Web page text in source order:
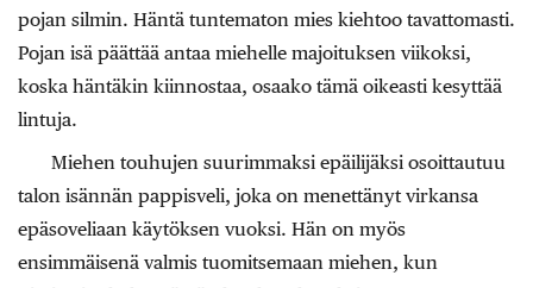
pojan silmin. Häntä tuntematon mies kiehtoo tavattomasti.
Pojan isä päättää antaa miehelle majoituksen viikoksi,
koska häntäkin kiinnostaa, osaako tämä oikeasti kesyttää
lintuja.
Miehen touhujen suurimmaksi epäilijäksi osoittautuu
talon isännän pappisveli, joka on menettänyt virkansa
epäsoveliaan käytöksen vuoksi. Hän on myös
ensimmäisenä valmis tuomitsemaan miehen, kun